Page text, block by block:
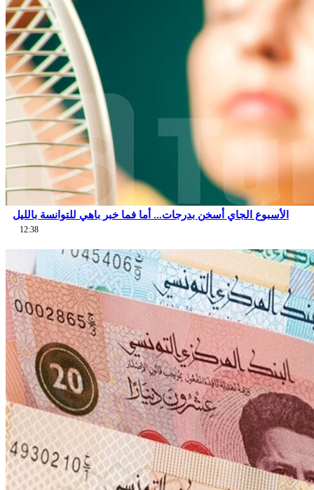
الأسبوع الجاي أسخن بدرجات... أما فما خبر باهي للتوانسة بالليل
12:38